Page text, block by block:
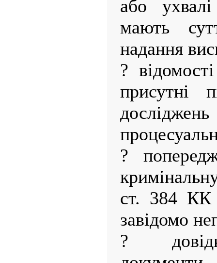
або
мають
надання
?
присутні
?
ст. 384 КК
завідомо
?